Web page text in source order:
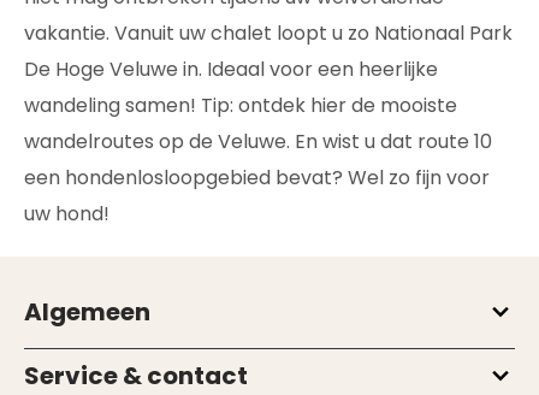
vakantie. Vanuit uw chalet loopt u zo Nationaal Park
De Hoge Veluwe in. Ideaal voor een heerlijke
wandeling samen! Tip: ontdek hier de mooiste
wandelroutes op de Veluwe. En wist u dat route 10
een hondenlosloopgebied bevat? Wel zo fijn voor
uw hond!
Algemeen
Service & contact